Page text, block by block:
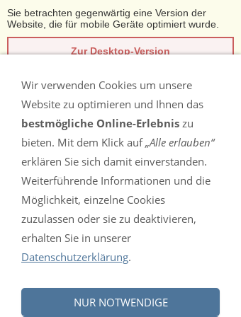
Sie betrachten gegenwärtig eine Version der
Website, die für mobile Geräte optimiert wurde.
Zur Desktop-Version
Hinweis nicht mehr anzeigen
Navigation einblenden
Kontakt
Fragen bezüglich eines (Probe-)Trainings
richten Sie bitte an:
Email an:Albert Uerz
Wir verwenden Cookies um unsere
Website zu optimieren und Ihnen das
bestmögliche Online-Erlebnis zu
bieten. Mit dem Klick auf„Alle erlauben“
erklären Sie sich damit einverstanden.
Weiterführende Informationen und die
Möglichkeit, einzelne Cookies
zuzulassen oder sie zu deaktivieren,
erhalten Sie in unserer
Datenschutzerklärung.
NUR NOTWENDIGE